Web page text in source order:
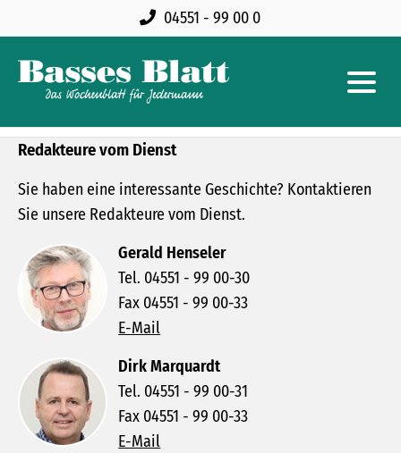
04551 - 99 00 0
Redakteure vom Dienst
Sie haben eine interessante Geschichte? Kontaktieren
Sie unsere Redakteure vom Dienst.
Gerald Henseler
Tel. 04551 - 99 00-30
Fax 04551 - 99 00-33
E-Mail
Dirk Marquardt
Tel. 04551 - 99 00-31
Fax 04551 - 99 00-33
E-Mail